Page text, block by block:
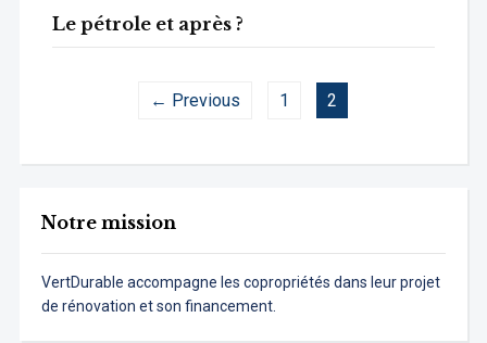
Notre mission
VertDurable accompagne les copropriétés dans leur projet
de rénovation et son financement.
Le pétrole et après ?
← Previous 1 2